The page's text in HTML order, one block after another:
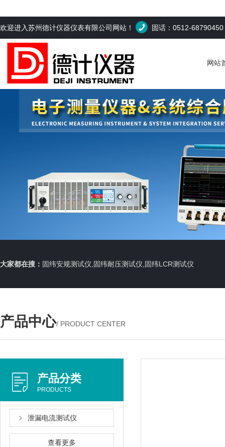
欢迎进入苏州德计仪器仪表有限公司网站！ 固话：0512-68790450
网站
大家都在搜： 固纬安规测试仪,固纬耐压测试仪,固纬LCR测试仪
产品中心/ PRODUCT CENTER
产品分类
PRODUCTS
泄漏电流测试仪
查看更多